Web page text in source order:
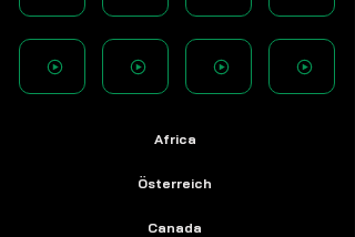
Africa
Österreich
Canada